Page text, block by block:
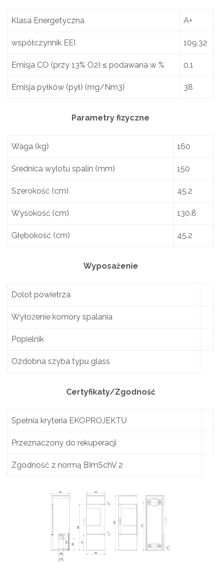
Klasa Energetyczna A+
współczynnik EEI 109.32
Emisja CO (przy 13% O2) ≤ podawana w % 0.1
Emisja pyłków (pył) (mg/Nm3) 38
Parametry fizyczne
Waga (kg) 160
Średnica wylotu spalin (mm) 150
Szerokość (cm) 45.2
Wysokość (cm) 130.8
Głębokość (cm) 45.2
Wyposażenie
Dolot powietrza
Wyłożenie komory spalania
Popielnik
Ozdobna szyba typu glass
Certyfikaty/Zgodność
Spełnia kryteria EKOPROJEKTU
Przeznaczony do rekuperacji
Zgodność z normą BImSchV 2